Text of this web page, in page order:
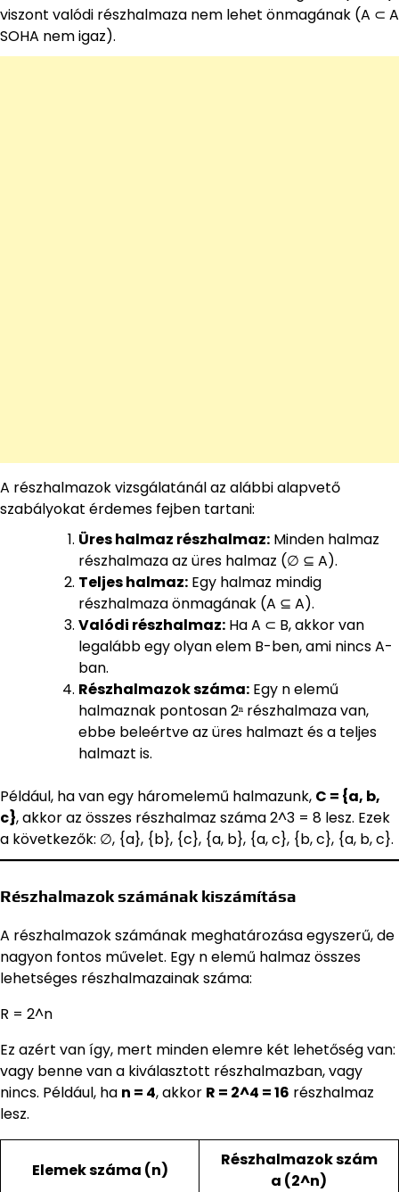
viszont valódi részhalmaza nem lehet önmagának (A ⊂ A
SOHA nem igaz).
A részhalmazok vizsgálatánál az alábbi alapvető
szabályokat érdemes fejben tartani:
Üres halmaz részhalmaz: Minden halmaz
részhalmaza az üres halmaz (∅ ⊆ A).
Teljes halmaz: Egy halmaz mindig
részhalmaza önmagának (A ⊆ A).
Valódi részhalmaz: Ha A ⊂ B, akkor van
legalább egy olyan elem B-ben, ami nincs A-
ban.
Részhalmazok száma: Egy n elemű
halmaznak pontosan 2ⁿ részhalmaza van,
ebbe beleértve az üres halmazt és a teljes
halmazt is.
Például, ha van egy háromelemű halmazunk, C = {a, b,
c}, akkor az összes részhalmaz száma 2^3 = 8 lesz. Ezek
a következők: ∅, {a}, {b}, {c}, {a, b}, {a, c}, {b, c}, {a, b, c}.
Részhalmazok számának kiszámítása
A részhalmazok számának meghatározása egyszerű, de
nagyon fontos művelet. Egy n elemű halmaz összes
lehetséges részhalmazainak száma:
R = 2^n
Ez azért van így, mert minden elemre két lehetőség van:
vagy benne van a kiválasztott részhalmazban, vagy
nincs. Például, ha n = 4, akkor R = 2^4 = 16 részhalmaz
lesz.
Elemek száma (n)
Részhalmazok szám
a (2^n)